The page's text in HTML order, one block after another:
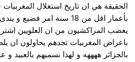
الحقيقة هي ان تاريخ استغلال
بأعمار اقل من 18 سنة امر
يغضب المراكشيون من ان العلويين
باعراض المغربيات تجدهم يحاولون ان
بالجزائر ههههه و لهذا نسميهم بالعبيد